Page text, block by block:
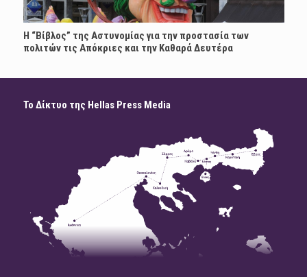
Η “Βίβλος” της Αστυνομίας για την προστασία των
πολιτών τις Απόκριες και την Καθαρά Δευτέρα
Το Δίκτυο της Hellas Press Media